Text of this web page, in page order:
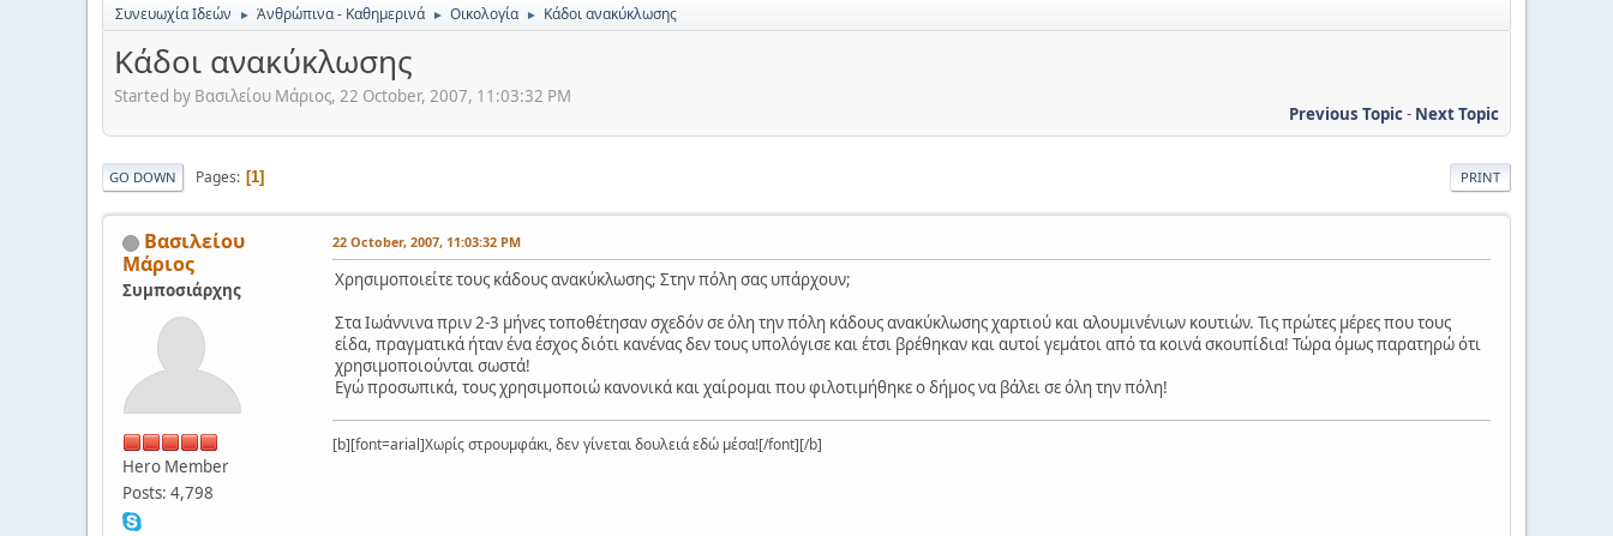
Συνευωχία Ιδεών ► Ἀνθρώπινα - Καθημερινά ► Οικολογία ► Κάδοι ανακύκλωσης
Κάδοι ανακύκλωσης
Started by Βασιλείου Μάριος, 22 October, 2007, 11:03:32 PM
Previous Topic- Next Topic
PRINT
GO DOWN Pages 1
Βασιλείου
Μάριος
Συμποσιάρχης
Hero Member
Posts: 4,798
22 October, 2007, 11:03:32 PM
Χρησιμοποιείτε τους κάδους ανακύκλωσης; Στην πόλη σας υπάρχουν;
Στα Ιωάννινα πριν 2-3 μήνες τοποθέτησαν σχεδόν σε όλη την πόλη κάδους ανακύκλωσης χαρτιού και αλουμινένιων κουτιών. Τις πρώτες μέρες που τους
είδα, πραγματικά ήταν ένα έσχος διότι κανένας δεν τους υπολόγισε και έτσι βρέθηκαν και αυτοί γεμάτοι από τα κοινά σκουπίδια! Τώρα όμως παρατηρώ ότι
χρησιμοποιούνται σωστά!
Εγώ προσωπικά, τους χρησιμοποιώ κανονικά και χαίρομαι που φιλοτιμήθηκε ο δήμος να βάλει σε όλη την πόλη!
[b][font=arial]Χωρίς στρουμφάκι, δεν γίνεται δουλειά εδώ μέσα![/font][/b]